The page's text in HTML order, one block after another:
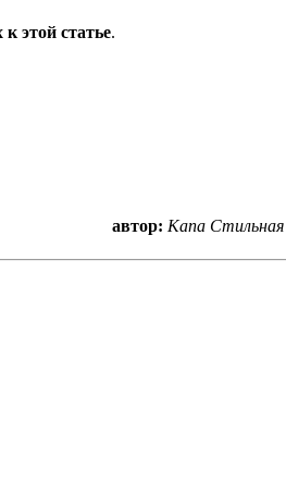
этой статье.
автор: Капа Стильная